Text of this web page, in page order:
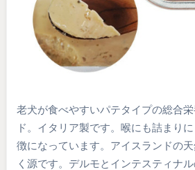
老犬が食べやすいパテタイプの総合
ド。イタリア製です。喉にも詰まり
徴になっています。アイスランドの
く源です。デルモとインテスティナ